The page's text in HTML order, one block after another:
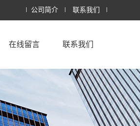
公司简介 联系我们
在线留言 联系我们